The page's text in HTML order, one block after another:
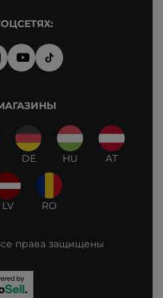
DE HU AT
LV RO
права защищены